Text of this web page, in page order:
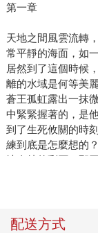
第一章
天地之間風雲流轉
常平靜的海面，如
居然到了這個時候
離的水域是何等美麗
蒼王孤虹露出一抹
中緊緊握著的，是
到了生死攸關的時
練到底是怎麼想的
地奇特的彩石，那
「奇練，你從來都
要吃大虧的。」
配送方式